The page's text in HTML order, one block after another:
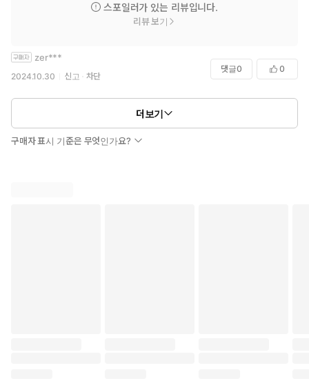
스포일러가 있는 리뷰입니다.
리뷰 보기
zer***
2024.10.30 신고 차단
댓글0 0
더보기
구매자 표시 기준은 무엇인가요?